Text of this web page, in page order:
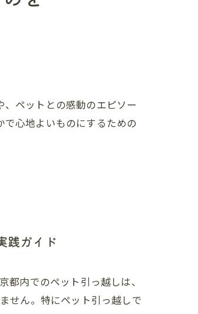
ペットとの感動のエピソー
心地よいものにするための
践ガイド
内でのペット引っ越しは、
せん。特にペット引っ越しで